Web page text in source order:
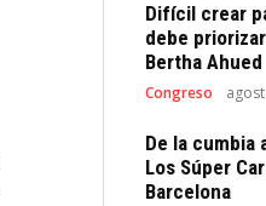
Difícil crear
debe
Bertha Ahued
Congreso
De la
Los Súper
Barcelona